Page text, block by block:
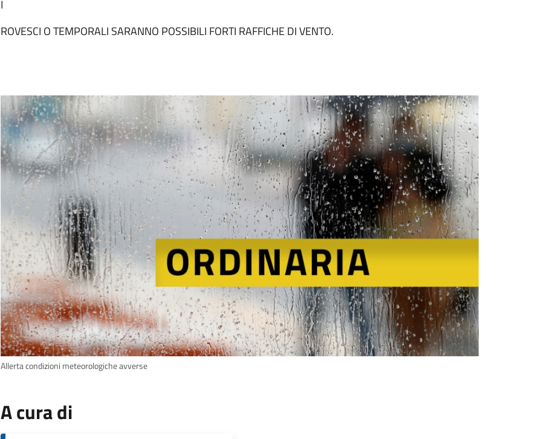
I
ROVESCI O TEMPORALI SARANNO POSSIBILI FORTI RAFFICHE DI VENTO.
Allerta condizioni meteorologiche avverse
A cura di